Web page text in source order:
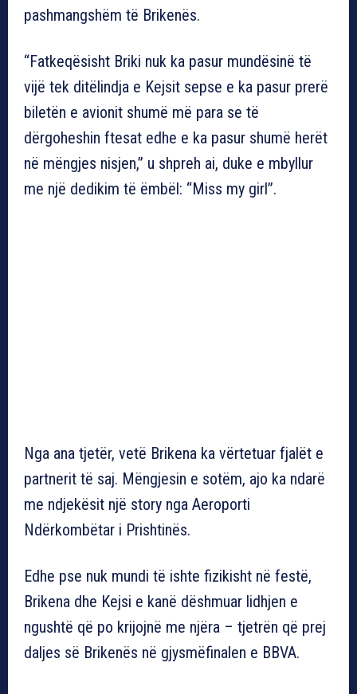
pashmangshëm të Brikenës.
“Fatkeqësisht Briki nuk ka pasur mundësinë të
vijë tek ditëlindja e Kejsit sepse e ka pasur prerë
biletën e avionit shumë më para se të
dërgoheshin ftesat edhe e ka pasur shumë herët
në mëngjes nisjen,” u shpreh ai, duke e mbyllur
me një dedikim të ëmbël: “Miss my girl”.
Nga ana tjetër, vetë Brikena ka vërtetuar fjalët e
partnerit të saj. Mëngjesin e sotëm, ajo ka ndarë
me ndjekësit një story nga Aeroporti
Ndërkombëtar i Prishtinës.
Edhe pse nuk mundi të ishte fizikisht në festë,
Brikena dhe Kejsi e kanë dëshmuar lidhjen e
ngushtë që po krijojnë me njëra – tjetrën që prej
daljes së Brikenës në gjysmëfinalen e BBVA.